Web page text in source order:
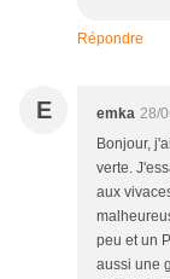
Répondre
E emka 28/
Bonjour,
verte.
aux
peu et un
aussi une